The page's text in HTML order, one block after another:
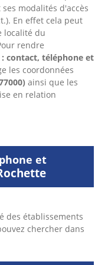
modalités d'accès
En effet cela peut
localité du
rendre
: contact, téléphone et
les coordonnées
ainsi que les
en relation
et
des établissements
chercher dans